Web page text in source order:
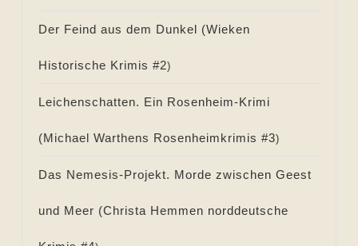
Der Feind aus dem Dunkel (Wieken
Historische Krimis #2)
Leichenschatten. Ein Rosenheim-Krimi
(Michael Warthens Rosenheimkrimis #3)
Das Nemesis-Projekt. Morde zwischen Geest
und Meer (Christa Hemmen norddeutsche